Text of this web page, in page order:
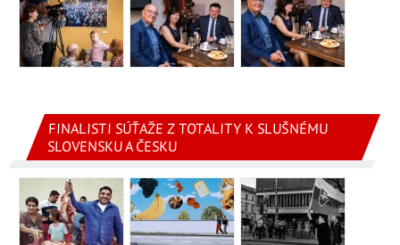
FINALISTI SÚŤAŽE Z TOTALITY K SLUŠNÉMU
SLOVENSKU A ČESKU